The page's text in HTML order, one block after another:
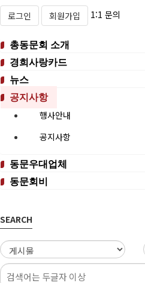
로그인
회원가입 1:1 문의
총동문회 소개
경희사랑카드
뉴스
공지사항
행사안내
공지사항
동문우대업체
동문회비
SEARCH